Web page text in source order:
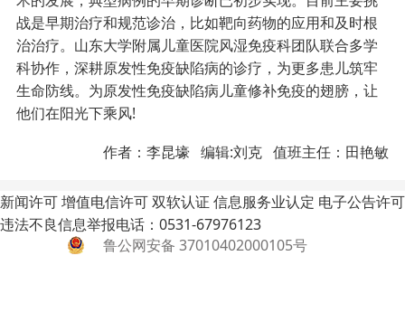
战是早期治疗和规范诊治，比如靶向药物的应用和及时根
治治疗。山东大学附属儿童医院风湿免疫科团队联合多学
科协作，深耕原发性免疫缺陷病的诊疗，为更多患儿筑牢
生命防线。为原发性免疫缺陷病儿童修补免疫的翅膀，让
他们在阳光下乘风!
作者：李昆壕 编辑:刘克 值班主任：田艳敏
新闻许可增值电信许可双软认证 信息服务业认定 电子公告许可
违法不良信息举报电话：0531-67976123
鲁公网安备 37010402000105号